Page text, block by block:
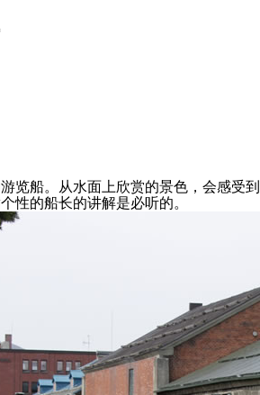
览船。从水面上欣赏的景色，会感受到
性的船长的讲解是必听的。